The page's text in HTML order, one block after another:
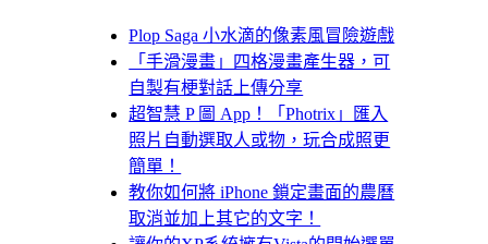
Plop Saga 小水滴的像素風冒險遊戲
「手滑漫畫」四格漫畫產生器，可
自製有梗對話上傳分享
超智慧 P 圖 App！「Photrix」匯入
照片自動選取人或物，玩合成照更
簡單！
教你如何將 iPhone 鎖定畫面的農曆
取消並加上其它的文字！